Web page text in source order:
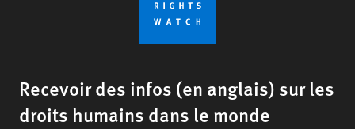
Recevoir des infos (en anglais) sur les
droits humains dans le monde